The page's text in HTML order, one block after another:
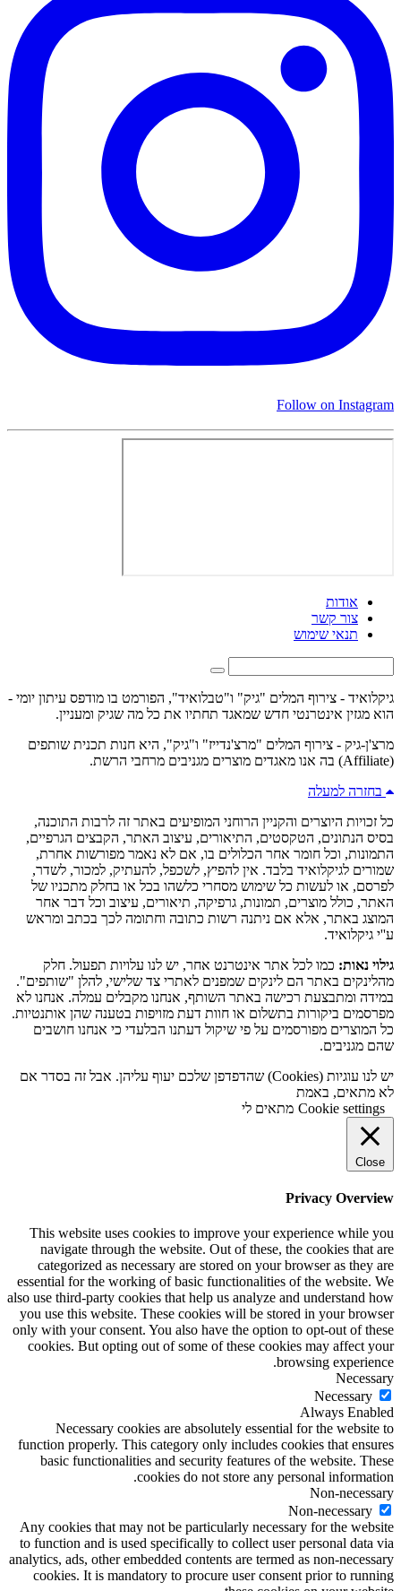
Follow on Instagram
אודות
צור קשר
תנאי שימוש
גיקלואיד - צירוף המלים "גיק" ו"טבלואיד", הפורמט בו מודפס עיתון יומי -
הוא מגזין אינטרנטי חדש שמאגד תחתיו את כל מה שגיק ומעניין.
מרצ'ן-גיק - צירוף המלים "מרצ'נדייז" ו"גיק", היא חנות תכנית שותפים
(Affiliate) בה אנו מאגדים מוצרים מגניבים מרחבי הרשת.
בחזרה למעלה
כל זכויות היוצרים והקניין הרוחני המופיעים באתר זה לרבות התוכנה,
בסיס הנתונים, הטקסטים, התיאורים, עיצוב האתר, הקבצים הגרפיים,
התמונות, וכל חומר אחר הכלולים בו, אם לא נאמר מפורשות אחרת,
שמורים לגיקלואיד בלבד. אין להפיץ, לשכפל, להעתיק, למכור, לשדר,
לפרסם, או לעשות כל שימוש מסחרי כלשהו בכל או בחלק מתכניו של
האתר, כולל מוצרים, תמונות, גרפיקה, תיאורים, עיצוב וכל דבר אחר
המוצג באתר, אלא אם ניתנה רשות כתובה וחתומה לכך בכתב ומראש
ע''י גיקלואיד.
גילוי נאות: כמו לכל אתר אינטרנט אחר, יש לנו עלויות תפעול. חלק
מהלינקים באתר הם לינקים שמפנים לאתרי צד שלישי, להלן "שותפים".
במידה ומתבצעת רכישה באתר השותף, אנחנו מקבלים עמלה. אנחנו לא
מפרסמים ביקורות בתשלום או חוות דעת מזויפות בטענה שהן אותנטיות.
כל המוצרים מפורסמים על פי שיקול דעתנו הבלעדי כי אנחנו חושבים
שהם מגניבים.
יש לנו עוגיות (Cookies) שהדפדפן שלכם יעוף עליהן. אבל זה בסדר אם
לא מתאים, באמת
Cookie settings מתאים לי
Close
Privacy Overview
This website uses cookies to improve your experience while you
navigate through the website. Out of these, the cookies that are
categorized as necessary are stored on your browser as they are
essential for the working of basic functionalities of the website. We
also use third-party cookies that help us analyze and understand how
you use this website. These cookies will be stored in your browser
only with your consent. You also have the option to opt-out of these
cookies. But opting out of some of these cookies may affect your
browsing experience.
Necessary
Necessary
Always Enabled
Necessary cookies are absolutely essential for the website to
function properly. This category only includes cookies that ensures
basic functionalities and security features of the website. These
cookies do not store any personal information.
Non-necessary
Non-necessary
Any cookies that may not be particularly necessary for the website
to function and is used specifically to collect user personal data via
analytics, ads, other embedded contents are termed as non-necessary
cookies. It is mandatory to procure user consent prior to running